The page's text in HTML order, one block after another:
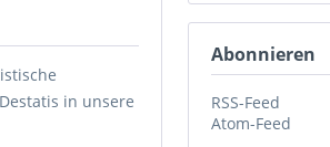
Abonnieren
RSS-Feed
Atom-Feed
in unsere